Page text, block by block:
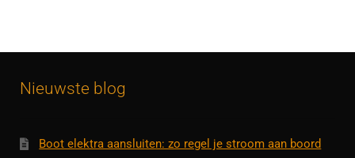
Nieuwste blog
Boot elektra aansluiten: zo regel je stroom aan boord